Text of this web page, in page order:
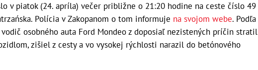
v piatok (24. apríla) večer približne o 21:20 hodine na ceste číslo 49
Polícia v Zakopanom o tom informuje na svojom webe. Podľa
osobného auta Ford Mondeo z doposiaľ nezistených príčin stratil
zišiel z cesty a vo vysokej rýchlosti narazil do betónového